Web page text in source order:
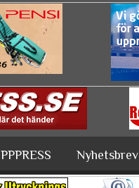
PPPRESS Nyhetsbrev